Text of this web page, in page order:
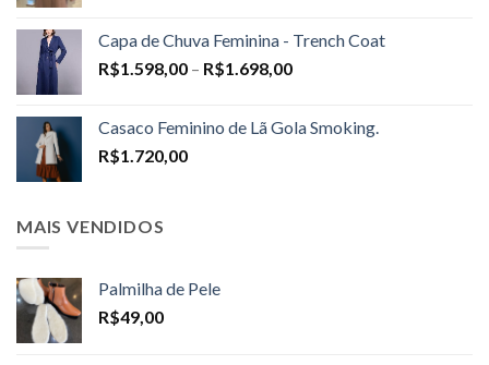
Capa de Chuva Feminina - Trench Coat
R$1.598,00 – R$1.698,00Price
through
Casaco Feminino de Lã Gola Smoking.
R$1.720,00
MAIS VENDIDOS
Palmilha de Pele
R$49,00